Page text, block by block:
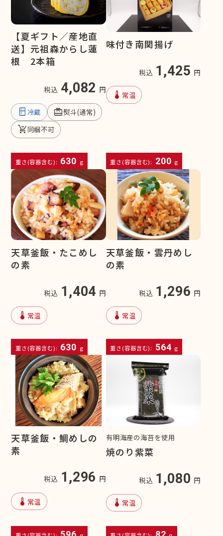
【夏ギフト／産地直
送】元祖森からし蓮
根 2本箱
税込 4,082 円
kitchen 冷蔵 redeem熨斗(通常)
remove_shopping_cart同梱不可
重さ(容器含む): 630 g
味付き南関揚げ
税込 1,425 円
device_thermostat 常温
重さ(容器含む): 200 g
天草釜飯・たこめし
の素
税込 1,404 円
device_thermostat 常温
重さ(容器含む): 630 g
天草釜飯・雲丹めし
の素
税込 1,296 円
device_thermostat 常温
重さ(容器含む): 564 g
天草釜飯・鯛めしの
素
税込 1,296 円
device_thermostat 常温
有明海産の海苔を使用
焼のり紫菜
税込 1,080 円
device_thermostat 常温